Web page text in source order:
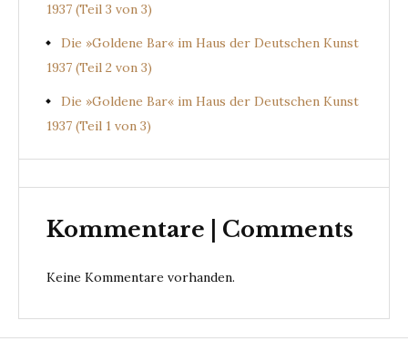
1937 (Teil 3 von 3)
Die »Goldene Bar« im Haus der Deutschen Kunst
1937 (Teil 2 von 3)
Die »Goldene Bar« im Haus der Deutschen Kunst
1937 (Teil 1 von 3)
Kommentare | Comments
Keine Kommentare vorhanden.